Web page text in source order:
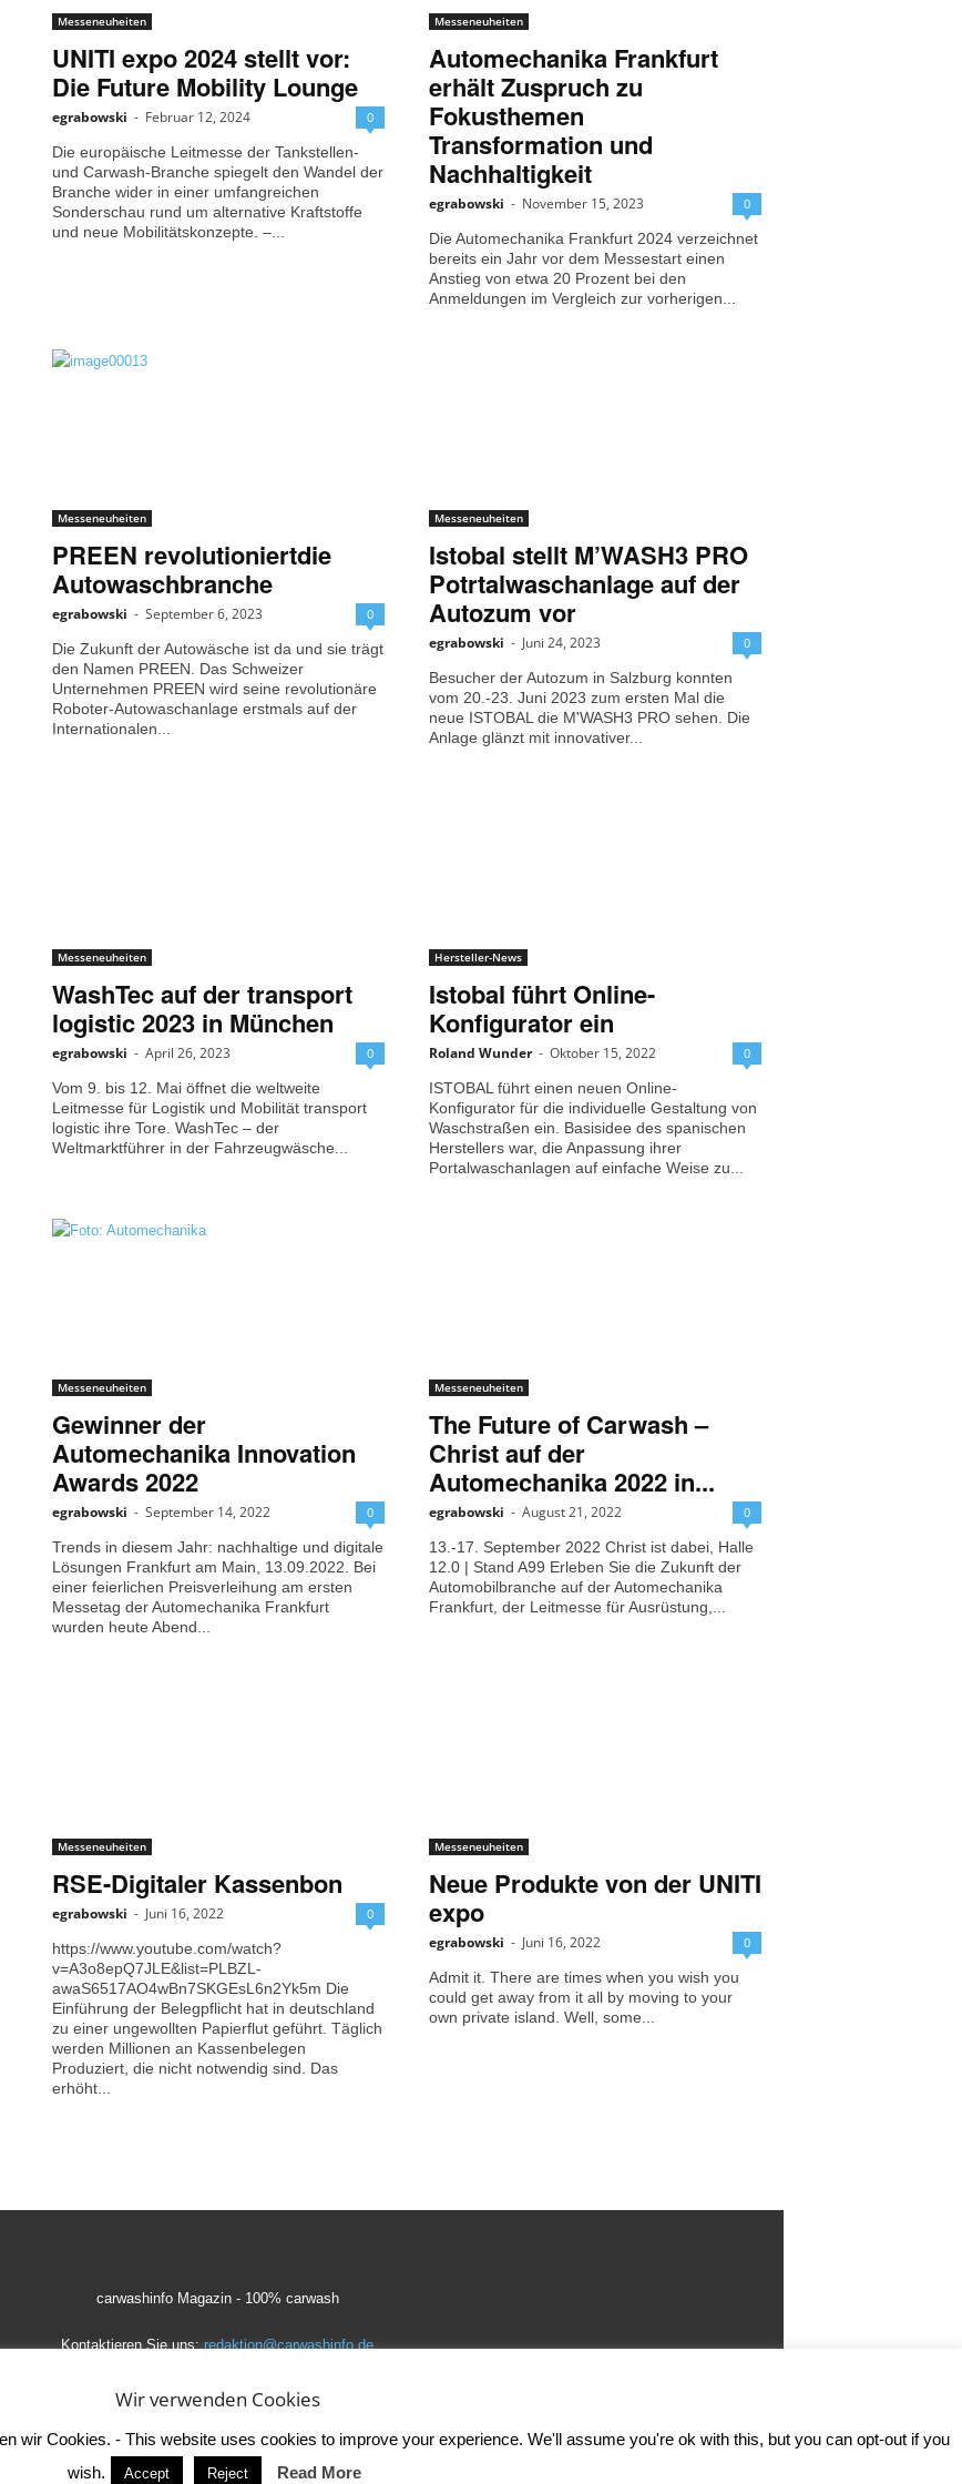
Messeneuheiten
UNITI expo 2024 stellt vor:
Die Future Mobility Lounge
egrabowski - Februar 12, 2024 0
Die europäische Leitmesse der Tankstellen-
und Carwash-Branche spiegelt den Wandel der
Branche wider in einer umfangreichen
Sonderschau rund um alternative Kraftstoffe
und neue Mobilitätskonzepte. –...
Messeneuheiten
Automechanika Frankfurt
erhält Zuspruch zu
Fokusthemen
Transformation und
Nachhaltigkeit
egrabowski - November 15, 2023 0
Die Automechanika Frankfurt 2024 verzeichnet
bereits ein Jahr vor dem Messestart einen
Anstieg von etwa 20 Prozent bei den
Anmeldungen im Vergleich zur vorherigen...
Messeneuheiten
PREEN revolutioniertdie
Autowaschbranche
egrabowski - September 6, 2023 0
Die Zukunft der Autowäsche ist da und sie trägt
den Namen PREEN. Das Schweizer
Unternehmen PREEN wird seine revolutionäre
Roboter-Autowaschanlage erstmals auf der
Internationalen...
Messeneuheiten
Istobal stellt M’WASH3 PRO
Potrtalwaschanlage auf der
Autozum vor
egrabowski - Juni 24, 2023 0
Besucher der Autozum in Salzburg konnten
vom 20.-23. Juni 2023 zum ersten Mal die
neue ISTOBAL die M'WASH3 PRO sehen. Die
Anlage glänzt mit innovativer...
Messeneuheiten
WashTec auf der transport
logistic 2023 in München
egrabowski - April 26, 2023 0
Vom 9. bis 12. Mai öffnet die weltweite
Leitmesse für Logistik und Mobilität transport
logistic ihre Tore. WashTec – der
Weltmarktführer in der Fahrzeugwäsche...
Hersteller-News
Istobal führt Online-
Konfigurator ein
Roland Wunder - Oktober 15, 2022 0
ISTOBAL führt einen neuen Online-
Konfigurator für die individuelle Gestaltung von
Waschstraßen ein. Basisidee des spanischen
Herstellers war, die Anpassung ihrer
Portalwaschanlagen auf einfache Weise zu...
Messeneuheiten
Gewinner der
Automechanika Innovation
Awards 2022
egrabowski - September 14, 2022 0
Trends in diesem Jahr: nachhaltige und digitale
Lösungen Frankfurt am Main, 13.09.2022. Bei
einer feierlichen Preisverleihung am ersten
Messetag der Automechanika Frankfurt
wurden heute Abend...
Messeneuheiten
The Future of Carwash –
Christ auf der
Automechanika 2022 in...
egrabowski - August 21, 2022 0
13.-17. September 2022 Christ ist dabei, Halle
12.0 | Stand A99 Erleben Sie die Zukunft der
Automobilbranche auf der Automechanika
Frankfurt, der Leitmesse für Ausrüstung,...
Messeneuheiten
RSE-Digitaler Kassenbon
egrabowski - Juni 16, 2022 0
https://www.youtube.com/watch?
v=A3o8epQ7JLE&list=PLBZL-
awaS6517AO4wBn7SKGEsL6n2Yk5m Die
Einführung der Belegpflicht hat in deutschland
zu einer ungewollten Papierflut geführt. Täglich
werden Millionen an Kassenbelegen
Produziert, die nicht notwendig sind. Das
erhöht...
Messeneuheiten
Neue Produkte von der UNITI
expo
egrabowski - Juni 16, 2022 0
Admit it. There are times when you wish you
could get away from it all by moving to your
own private island. Well, some...
carwashinfo Magazin - 100% carwash
Kontaktieren Sie uns:redaktion@carwashinfo.de
Wir verwenden Cookies
wir Cookies. - This website uses cookies to improve your experience. We'll assume you're ok with this, but you can opt-out if you
wish.
Accept Reject Read More